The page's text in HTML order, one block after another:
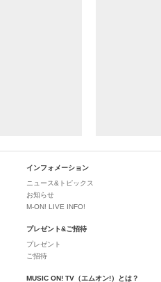
インフォメーション
ニュース&トピックス
お知らせ
M-ON! LIVE INFO!
プレゼント&ご招待
プレゼント
ご招待
MUSIC ON! TV（エムオン!）とは？